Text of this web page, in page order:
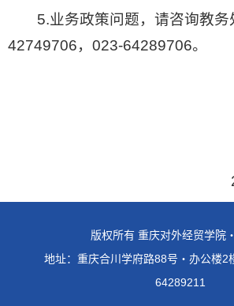
5.业务政策问题，请咨询教
42749706，023-64289706。
版权所有 重庆对外经贸学院
地址：重庆合川学府路88号・办公
64289211